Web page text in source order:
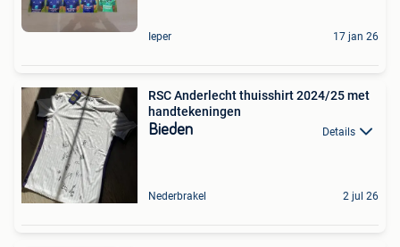
Ieper 17 jan 26
RSC Anderlecht thuisshirt 2024/25 met
handtekeningen
Bieden Details
Nederbrakel 2 jul 26